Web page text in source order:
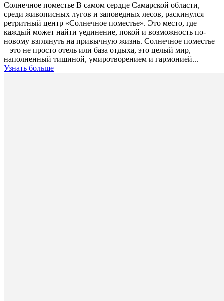
Солнечное поместье В самом сердце Самарской области,
среди живописных лугов и заповедных лесов, раскинулся
ретритный центр «Солнечное поместье». Это место, где
каждый может найти уединение, покой и возможность по-
новому взглянуть на привычную жизнь. Солнечное поместье
– это не просто отель или база отдыха, это целый мир,
наполненный тишиной, умиротворением и гармонией...
Узнать больше